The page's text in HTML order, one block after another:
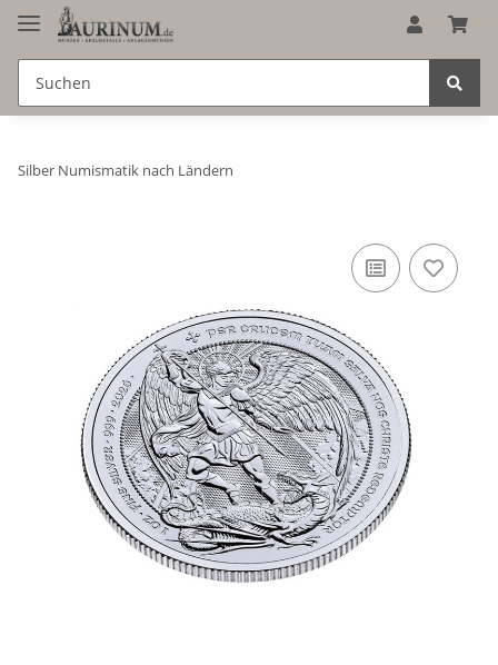
Silber Numismatik nach Ländern